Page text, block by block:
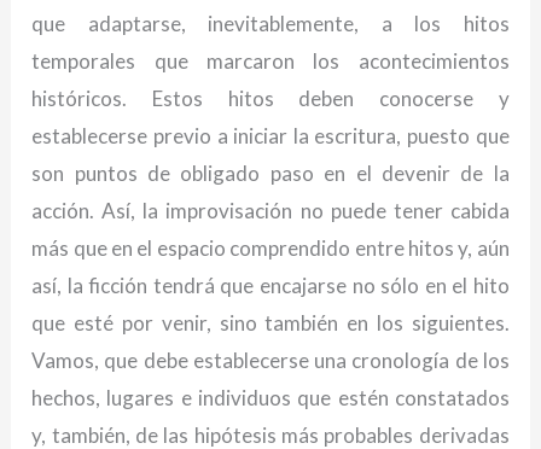
que adaptarse, inevitablemente, a los hitos
temporales que marcaron los acontecimientos
históricos. Estos hitos deben conocerse y
establecerse previo a iniciar la escritura, puesto que
son puntos de obligado paso en el devenir de la
acción. Así, la improvisación no puede tener cabida
más que en el espacio comprendido entre hitos y, aún
así, la ficción tendrá que encajarse no sólo en el hito
que esté por venir, sino también en los siguientes.
Vamos, que debe establecerse una cronología de los
hechos, lugares e individuos que estén constatados
y, también, de las hipótesis más probables derivadas